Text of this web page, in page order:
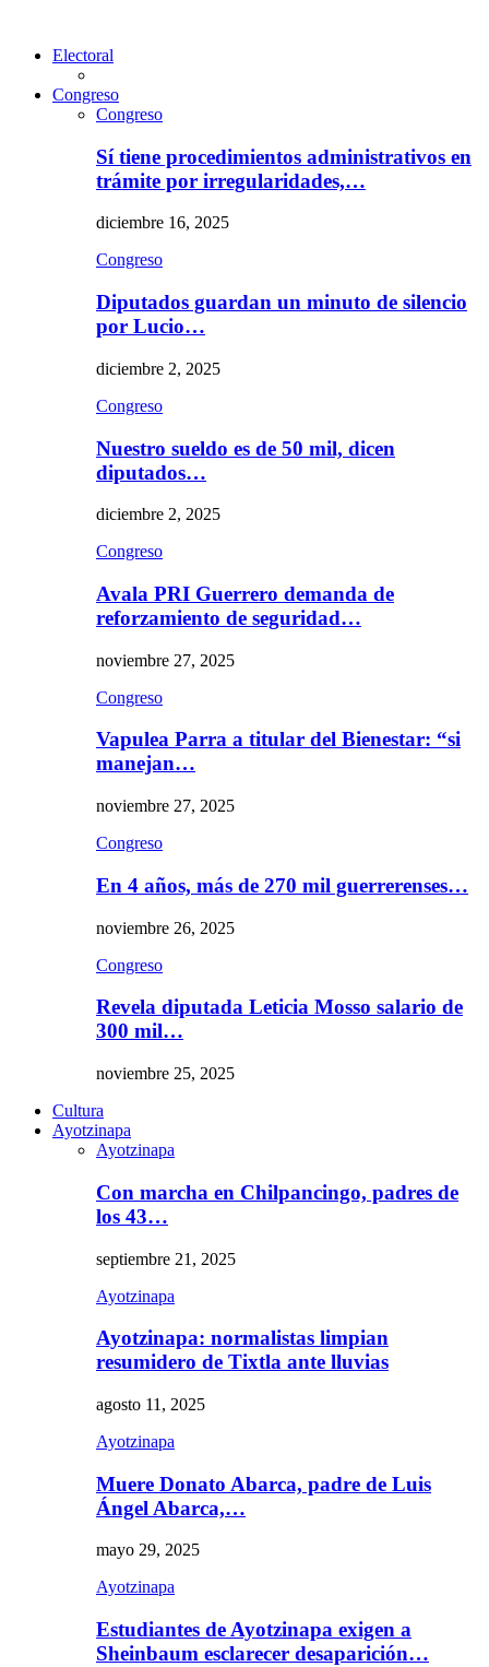
Electoral
Congreso
Congreso
Sí tiene procedimientos administrativos en
trámite por irregularidades,…
diciembre 16, 2025
Congreso
Diputados guardan un minuto de silencio
por Lucio…
diciembre 2, 2025
Congreso
Nuestro sueldo es de 50 mil, dicen
diputados…
diciembre 2, 2025
Congreso
Avala PRI Guerrero demanda de
reforzamiento de seguridad…
noviembre 27, 2025
Congreso
Vapulea Parra a titular del Bienestar: “si
manejan…
noviembre 27, 2025
Congreso
En 4 años, más de 270 mil guerrerenses…
noviembre 26, 2025
Congreso
Revela diputada Leticia Mosso salario de
300 mil…
noviembre 25, 2025
Cultura
Ayotzinapa
Ayotzinapa
Con marcha en Chilpancingo, padres de
los 43…
septiembre 21, 2025
Ayotzinapa
Ayotzinapa: normalistas limpian
resumidero de Tixtla ante lluvias
agosto 11, 2025
Ayotzinapa
Muere Donato Abarca, padre de Luis
Ángel Abarca,…
mayo 29, 2025
Ayotzinapa
Estudiantes de Ayotzinapa exigen a
Sheinbaum esclarecer desaparición…